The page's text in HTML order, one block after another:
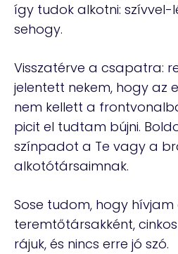
így tudok alkotni: szívvel-
sehogy.
Visszatérve a csapatra:
jelentett nekem, hogy az
nem kellett a
picit el tudtam bújni.
színpadot a Te vagy a
alkotótársaimnak.
Sose tudom, hogy hívjam
teremtőtársakként,
rájuk, és nincs erre jó szó.